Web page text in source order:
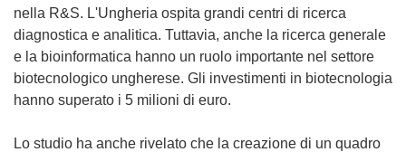
nella R&S. L'Ungheria ospita grandi centri di ricerca
diagnostica e analitica. Tuttavia, anche la ricerca generale
e la bioinformatica hanno un ruolo importante nel settore
biotecnologico ungherese. Gli investimenti in biotecnologia
hanno superato i 5 milioni di euro.
Lo studio ha anche rivelato che la creazione di un quadro